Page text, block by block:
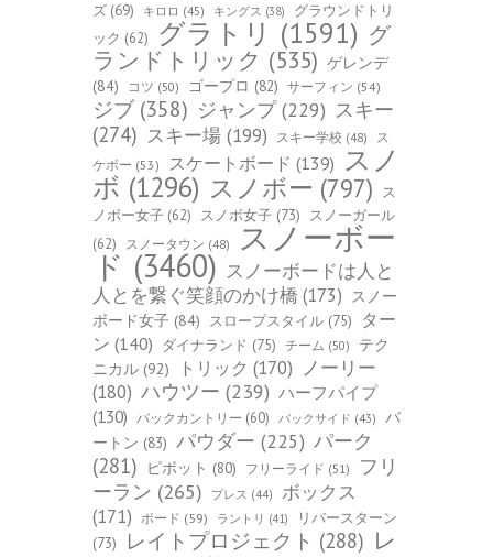
ズ (69) キロロ (45) キングス (38)
グラウンドトリ
ック (62) グラトリ (1591) グ
ランドトリック (535) ゲレンデ
(84)
コツ (50) ゴープロ (82) サーフィン (54)
ジブ (358) ジャンプ(229) スキー
(274) スキー場 (199) スキー学校 (48)
ス
ケボー (53) スケートボード (139) スノ
ボ (1296) スノボー (797)
ス
ノボー女子 (62) スノボ女子 (73)
スノーガール
(62)
スノータウン (48) スノーボー
ド (3460) スノーボードは人と
人とを繋ぐ笑顔のかけ橋 (173) スノー
ボード女子 (84) スロープスタイル (75)
ター
ン (140) ダイナランド (75) チーム (50)
テク
ニカル (92) トリック (170) ノーリー
(180) ハウツー (239) ハーフパイプ
(130)
バックカントリー (60) バックサイド (43)
バ
ートン (83) パウダー (225) パーク
(281)
ピボット (80) フリーライド (51)
フリ
ーラン (265) プレス (44)
ボックス
(171)
ボード (59) ラントリ (41)
リバースターン
(73)
レイトプロジェクト (288) レ